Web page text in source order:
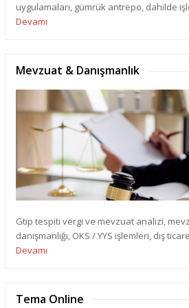
uygulamaları, gümrük antrepo, dahilde
Devamı
Mevzuat & Danışmanlık
Gtip tespiti vergi ve mevzuat analizi,
danışmanlığı, OKS / YYS işlemleri, dış
Devamı
Tema Online